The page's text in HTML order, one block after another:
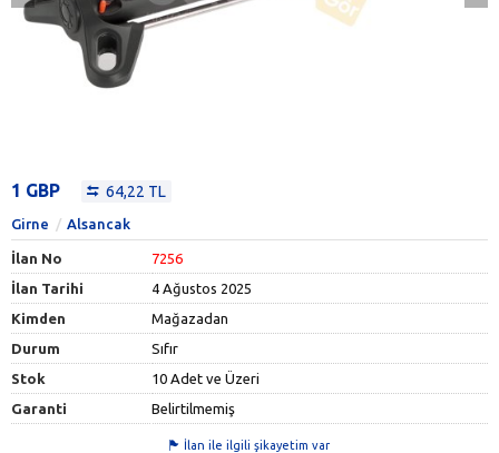
1 GBP 64,22 TL
Girne Alsancak
İlan No
7256
İlan Tarihi
4 Ağustos 2025
Kimden
Mağazadan
Durum
Sıfır
Stok
10 Adet ve Üzeri
Garanti
Belirtilmemiş
İlan ile ilgili şikayetim var